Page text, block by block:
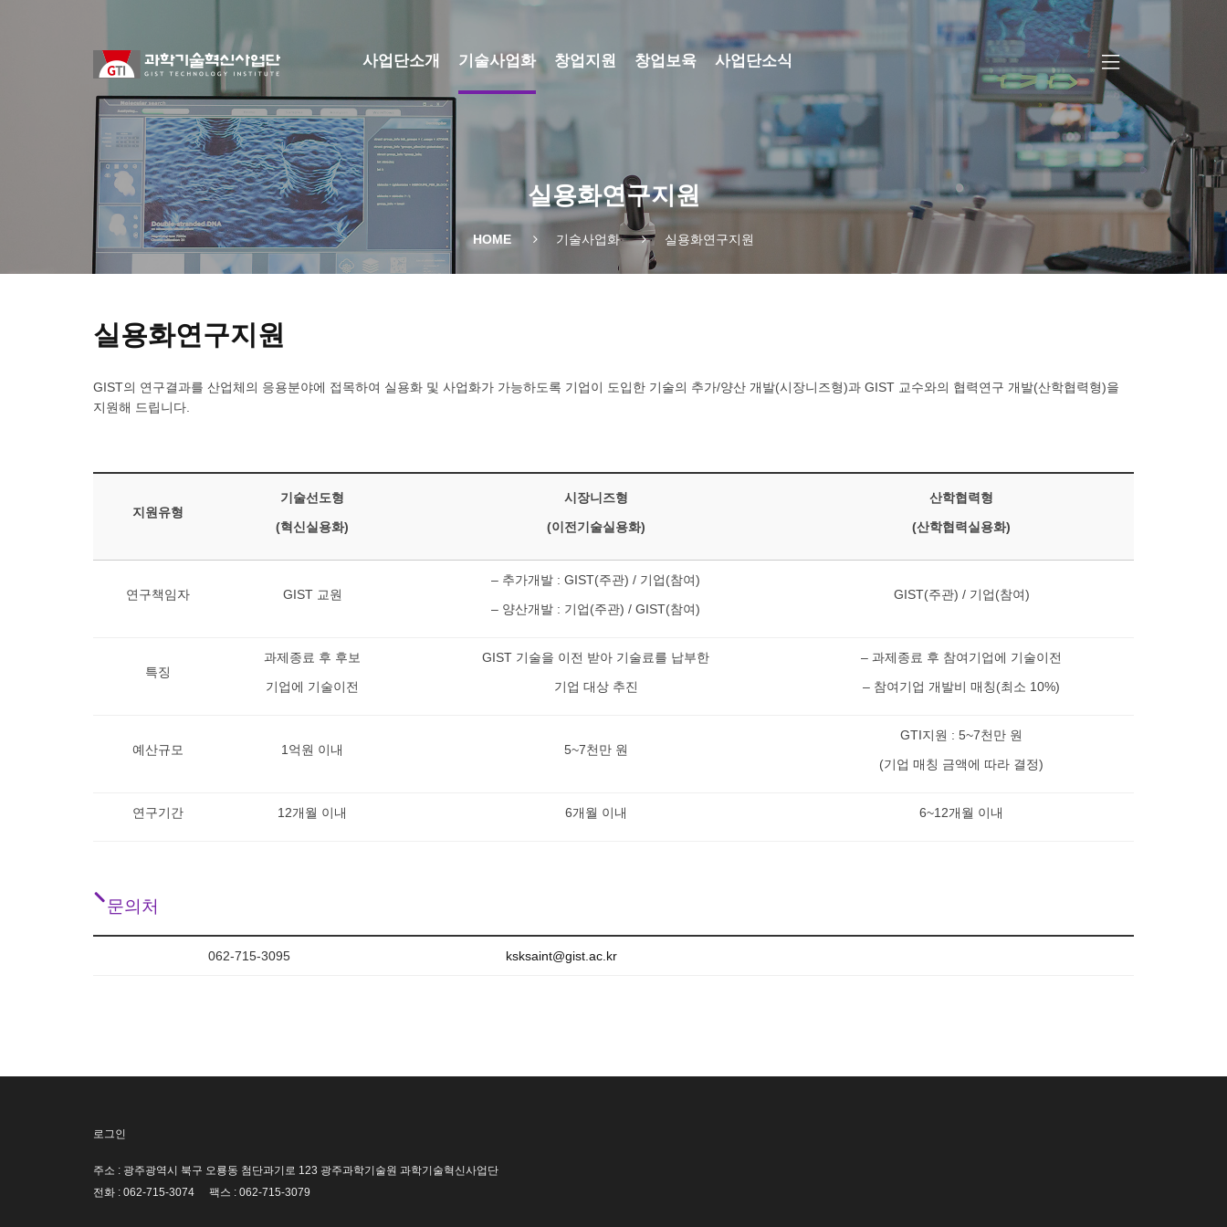
사업단소개 기술사업화 창업지원 창업보육 사업단소식
실용화연구지원
HOME 기술사업화 실용화연구지원
실용화연구지원
GIST의 연구결과를 산업체의 응용분야에 접목하여 실용화 및 사업화가 가능하도록 기업이 도입한 기술의 추가/양산 개발(시장니즈형)과 GIST 교수와의 협력연구 개발(산학협력형)을
지원해 드립니다.
지원유형
기술선도형
(혁신실용화)
시장니즈형
(이전기술실용화)
산학협력형
(산학협력실용화)
연구책임자 GIST 교원
– 추가개발 : GIST(주관) / 기업(참여)
– 양산개발 : 기업(주관) / GIST(참여)
GIST(주관) / 기업(참여)
특징
과제종료 후 후보
기업에 기술이전
GIST 기술을 이전 받아 기술료를 납부한
기업 대상 추진
– 과제종료 후 참여기업에 기술이전
– 참여기업 개발비 매칭(최소 10%)
예산규모 1억원 이내 5~7천만 원
GTI지원 : 5~7천만 원
(기업 매칭 금액에 따라 결정)
연구기간 12개월 이내 6개월 이내 6~12개월 이내
문의처
062-715-3095 ksksaint@gist.ac.kr
로그인
주소 : 광주광역시 북구 오룡동 첨단과기로 123 광주과학기술원 과학기술혁신사업단
전화 : 062-715-3074
팩스 : 062-715-3079